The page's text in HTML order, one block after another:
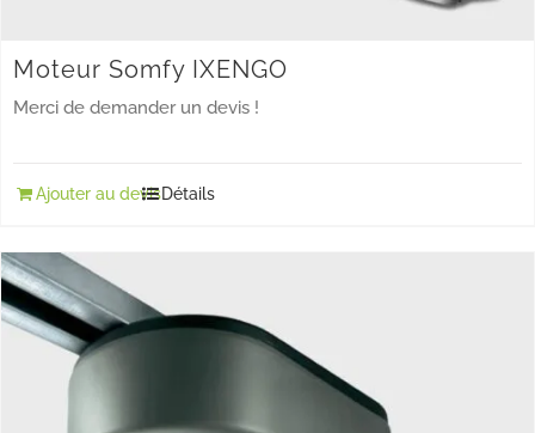
Moteur Somfy IXENGO
Merci de demander un devis !
Ajouter au devisDétails